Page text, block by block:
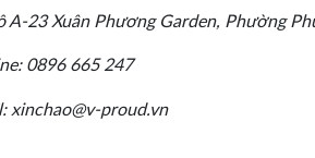
A-23 Xuân Phương Garden, Phường
0896 665 247
xinchao@v-proud.vn